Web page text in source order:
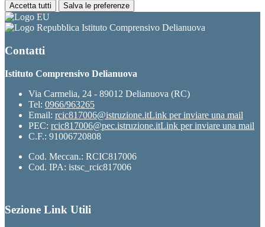
Accetta tutti Salva le preferenze
Istituto Comprensivo Delianuova
Contatti
Istituto Comprensivo Delianuova
Via Carmelia, 24 - 89012 Delianuova (RC)
Tel: 0966/963265
Email: rcic817006@istruzione.itLink per inviare una mail
PEC: rcic817006@pec.istruzione.itLink per inviare una mail
C.F.: 91006720808
Cod. Meccan.: RCIC817006
Cod. IPA: istsc_rcic817006
Sezione Link Utili